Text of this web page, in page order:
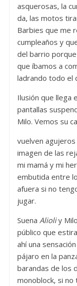
asquerosas, la
da, las motos
Barbies que me
cumpleaños y
del barrio
que íbamos a
ladrando todo el
Ilusión que llega
pantallas
Milo. Vemos su
vuelven
imagen de las
mi mamá y mi
embutida entre
afuera si no
jugar.
Suena Alioliy
público que
ahí una
pájaro en la
barandas de los
monoblock, si no